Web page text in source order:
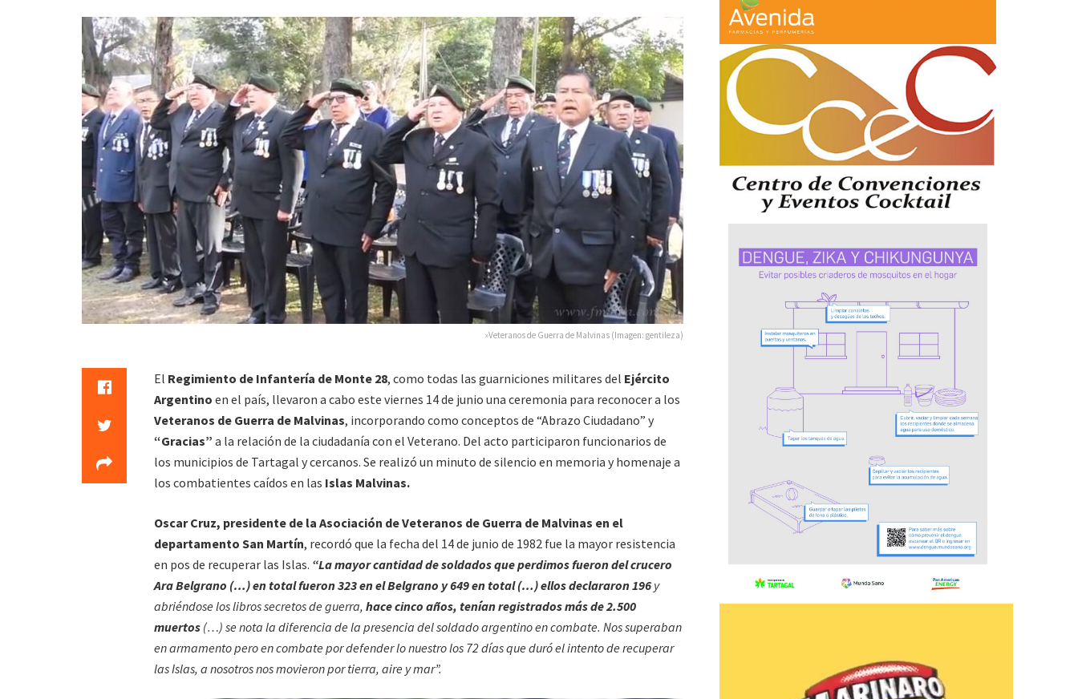
»Veteranos de Guerra de Malvinas (Imagen: gentileza)
El Regimiento de Infantería de Monte 28, como todas las guarniciones militares del Ejército
Argentino en el país, llevaron a cabo este viernes 14 de junio una ceremonia para reconocer a los
Veteranos de Guerra de Malvinas, incorporando como conceptos de “Abrazo Ciudadano” y
“Gracias” a la relación de la ciudadanía con el Veterano. Del acto participaron funcionarios de
los municipios de Tartagal y cercanos. Se realizó un minuto de silencio en memoria y homenaje a
los combatientes caídos en las Islas Malvinas.
Oscar Cruz, presidente de la Asociación de Veteranos de Guerra de Malvinas en el
departamento San Martín, recordó que la fecha del 14 de junio de 1982 fue la mayor resistencia
en pos de recuperar las Islas. “La mayor cantidad de soldados que perdimos fueron del crucero
Ara Belgrano (…) en total fueron 323 en el Belgrano y 649 en total (…) ellos declararon 196y
abriéndose los libros secretos de guerra, hace cinco años, tenían registrados más de 2.500
muertos (…) se nota la diferencia de la presencia del soldado argentino en combate. Nos superaban
en armamento pero en combate por defender lo nuestro los 72 días que duró el intento de recuperar
las Islas, a nosotros nos movieron por tierra, aire y mar”.